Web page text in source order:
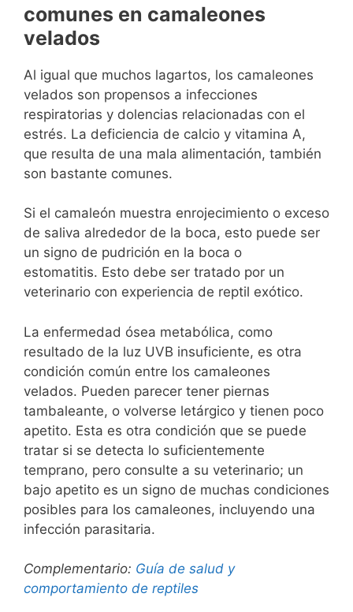
comunes en camaleones
velados
Al igual que muchos lagartos, los camaleones
velados son propensos a infecciones
respiratorias y dolencias relacionadas con el
estrés. La deficiencia de calcio y vitamina A,
que resulta de una mala alimentación, también
son bastante comunes.
Si el camaleón muestra enrojecimiento o exceso
de saliva alrededor de la boca, esto puede ser
un signo de pudrición en la boca o
estomatitis. Esto debe ser tratado por un
veterinario con experiencia de reptil exótico.
La enfermedad ósea metabólica, como
resultado de la luz UVB insuficiente, es otra
condición común entre los camaleones
velados. Pueden parecer tener piernas
tambaleante, o volverse letárgico y tienen poco
apetito. Esta es otra condición que se puede
tratar si se detecta lo suficientemente
temprano, pero consulte a su veterinario; un
bajo apetito es un signo de muchas condiciones
posibles para los camaleones, incluyendo una
infección parasitaria.
Complementario: Guía de salud y
comportamiento de reptiles